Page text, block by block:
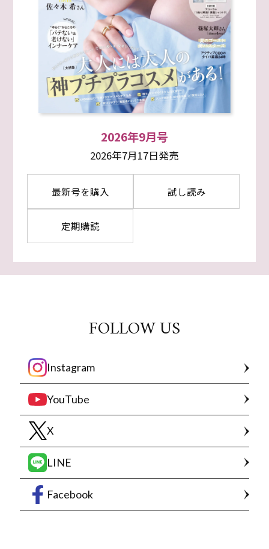
2026年9月号
2026年7月17日発売
最新号を購入 試し読み
定期購読
FOLLOW US
Instagram
YouTube
X
LINE
Facebook